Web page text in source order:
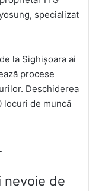
specializat
la Sighișoara ai
procese
Deschiderea
locuri de muncă
nevoie de